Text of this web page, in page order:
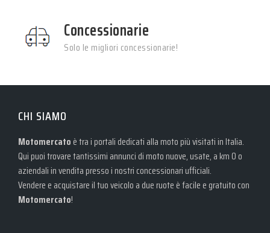
Concessionarie
Solo le migliori concessionarie!
CHI SIAMO
Motomercato è tra i portali dedicati alla moto più visitati in Italia.
Qui puoi trovare tantissimi annunci di moto nuove, usate, a km 0 o
aziendali in vendita presso i nostri concessionari ufficiali.
Vendere e acquistare il tuo veicolo a due ruote è facile e gratuito con
Motomercato!